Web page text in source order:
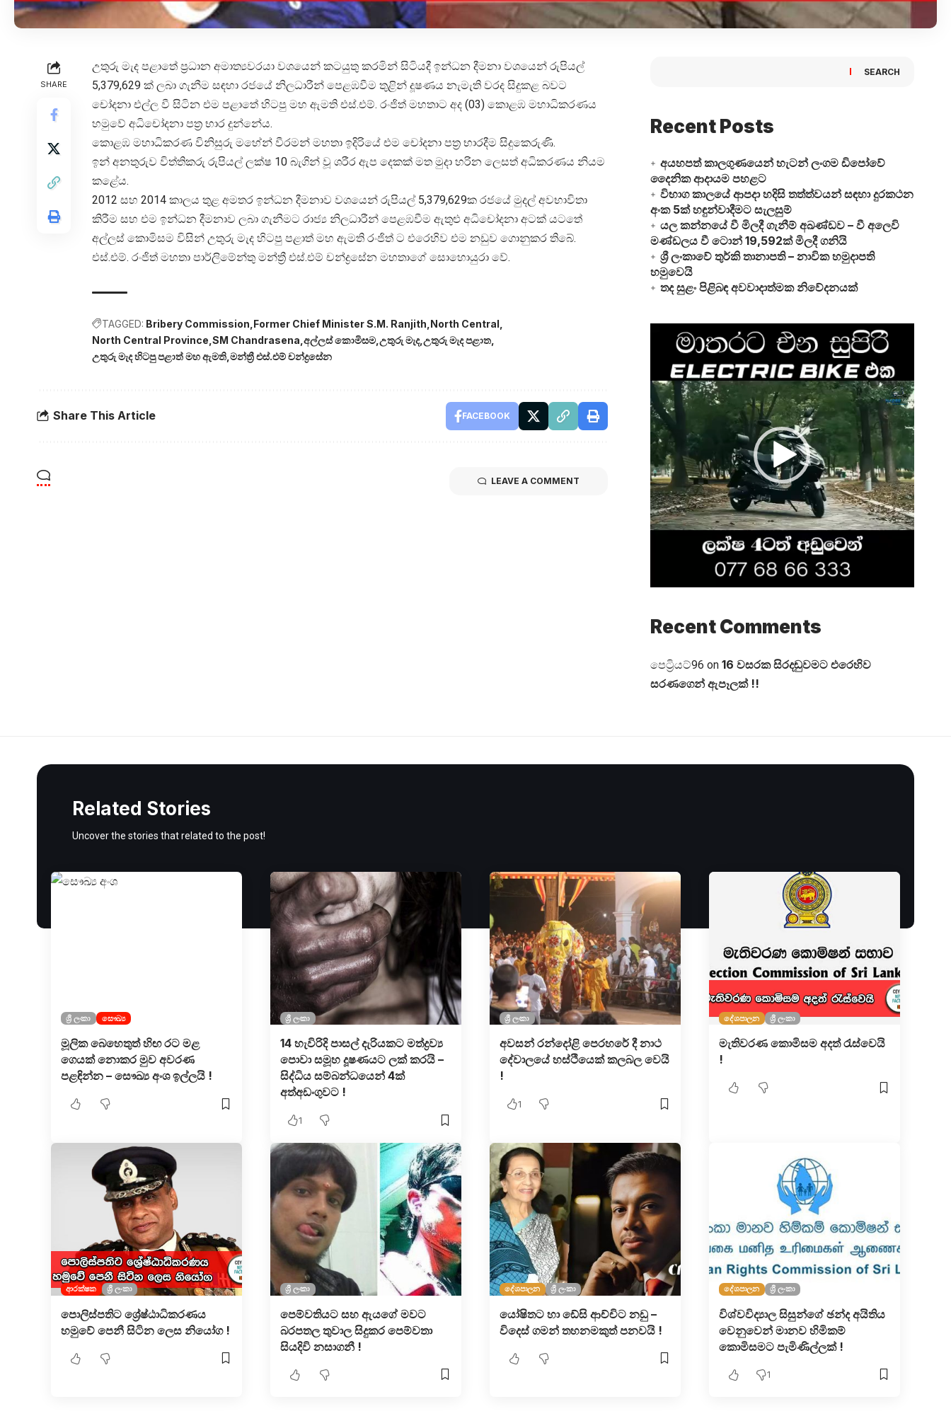
SHARE
උතුරු මැද පළාතේ ප්‍රධාන අමාත්‍යවරයා වශයෙන් කටයුතු කරමින් සිටියදී ඉන්ධන දීමනා වශයෙන් රුපියල්
5,379,629 ක් ලබා ගැනීම සඳහා රජයේ නිලධාරීන් පෙළඹවීම තුළින් දූෂණය නැමැති වරද සිදුකළ බවට
චෝදනා එල්ල වී සිටින එම පළාතේ හිටපු මහ ඇමති එස්.එම්. රංජිත් මහතාට අද (03) කොළඹ මහාධිකරණය
හමුවේ අධිචෝදනා පත්‍ර භාර දුන්නේය.
කොළඹ මහාධිකරණ විනිසුරු මහේන් වීරමන් මහතා ඉදිරියේ එම චෝදනා පත්‍ර භාරදීම සිදුකෙරුණි.
ඉන් අනතුරුව විත්තිකරු රුපියල් ලක්ෂ 10 බැගින් වූ ශරීර ඇප දෙකක් මත මුදා හරින ලෙසත් අධිකරණය නියම
කළේය.
2012 සහ 2014 කාලය තුළ අමතර ඉන්ධන දීමනාව වශයෙන් රුපියල් 5,379,629ක රජයේ මුදල් අවභාවිතා
කිරීම සහ එම ඉන්ධන දීමනාව ලබා ගැනීමට රාජ්‍ය නිලධාරීන් පෙළඹවීම ඇතුළු අධිචෝදනා අටක් යටතේ
අල්ලස් කොමිසම විසින් උතුරු මැද හිටපු පළාත් මහ ඇමති රංජිත් ට එරෙහිව එම නඩුව ගොනුකර තිබේ.
එස්.එම්. රංජිත් මහතා පාර්ලිමේන්තු මන්ත්‍රී එස්.එම් චන්ද්‍රසේන මහතාගේ සොහොයුරා වේ.
TAGGED: Bribery Commission Former Chief Minister S.M. Ranjith North Central
North Central Province SM Chandrasena අල්ලස් කොමිසම උතුරු මැද උතුරු මැද පළාත
උතුරු මැද හිටපු පළාත් මහ ඇමති මන්ත්‍රී එස්.එම් චන්ද්‍රසේන
Share This Article FACEBOOK
LEAVE A COMMENT
SEARCH
Recent Posts
අයහපත් කාලගුණයෙන් හැටන් ලංගම ඩිපෝවේ
දෛනික ආදායම පහළට
විභාග කාලයේ ආපදා හදිසි තත්ත්වයන් සඳහා දුරකථන
අංක 5ක් හඳුන්වාදීමට සැලසුම්
යල කන්නයේ වී මිලදී ගැනීම් අඛණ්ඩව – වී අලෙවි
මණ්ඩලය වී ටොන් 19,592ක් මිලදී ගනියි
ශ්‍රී ලංකාවේ තුර්කි තානාපති – නාවික හමුදාපති
හමුවෙයි
තද සුළං පිළිබඳ අවවාදාත්මක නිවේදනයක්
Video
Player
Recent Comments
පෙට්‍රියට්96 on 16 වසරක සිරදඬුවමට එරෙහිව
සරණගෙන් ඇපෑලක් !!
Related Stories
Uncover the stories that related to the post!
ශ්‍රී ලංකා සෞඛ්‍ය
මූලික බෙහෙතුත් හිඟ රට මළ
ගෙයක් නොකර මුව අවරණ
පළඳින්න – සෞඛ්‍ය අංශ ඉල්ලයි !
ශ්‍රී ලංකා
14 හැවිරිදි පාසල් දැරියකට මත්ද්‍රව්‍ය
පොවා සමූහ දූෂණයට ලක් කරයි –
සිද්ධිය සම්බන්ධයෙන් 4ක්
අත්අඩංගුවට !
1
ශ්‍රී ලංකා
අවසන් රන්දෝළි පෙරහරේ දී නාථ
දේවාලයේ හස්ථියෙක් කලබල වෙයි
!
1
දේශපාලන ශ්‍රී ලංකා
මැතිවරණ කොමිසම අදත් රැස්වෙයි
!
ආරක්ෂක ශ්‍රී ලංකා
පොලිස්පතිට ශ්‍රේෂ්ඨාධිකරණය
හමුවේ පෙනී සිටින ලෙස නියෝග !
ශ්‍රී ලංකා
පෙම්වතියට සහ ඇයගේ මවට
බරපතල තුවාල සිදුකර පෙම්වතා
සියදිවි නසාගනී !
දේශපාලන ශ්‍රී ලංකා
යෝෂිතට හා ඩේසි ආච්චිට නඩු –
විදෙස් ගමන් තහනමකුත් පනවයි !
දේශපාලන ශ්‍රී ලංකා
විශ්වවිද්‍යාල සිසුන්ගේ ඡන්ද අයිතිය
වෙනුවෙන් මානව හිමිකම්
කොමිසමට පැමිණිල්ලක් !
1